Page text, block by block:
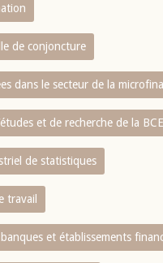
de conjoncture
dans le secteur de la
et de recherche de la
de statistiques
travail
et établissements